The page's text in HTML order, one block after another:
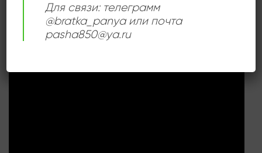
СЛУШАТЬ ОНЛАЙН:
Для связи: телеграмм
@bratka_panya или почта
pasha850@ya.ru